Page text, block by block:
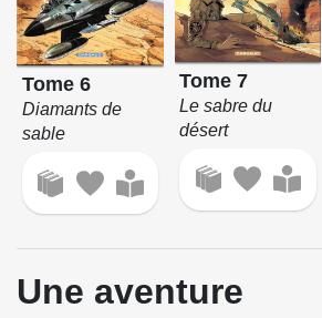
Tome 6
Diamants de
sable
Tome 7
Le sabre du
désert
Une aventure